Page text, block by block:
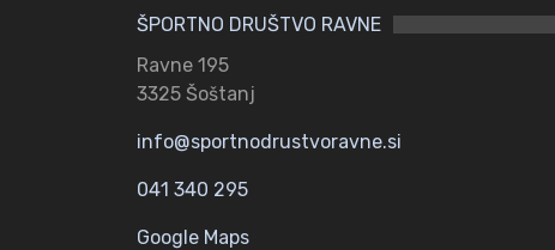
ŠPORTNO DRUŠTVO RAVNE
Ravne 195
3325 Šoštanj
info@sportnodrustvoravne.si
041 340 295
Google Maps